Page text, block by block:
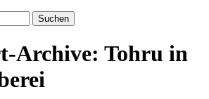
Archive: Tohru in